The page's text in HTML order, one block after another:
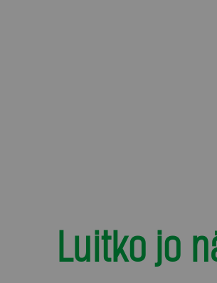
Luitko jo